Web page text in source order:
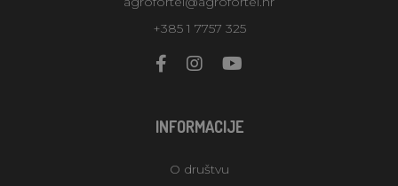
+385 1 7757 325
INFORMACIJE
O društvu